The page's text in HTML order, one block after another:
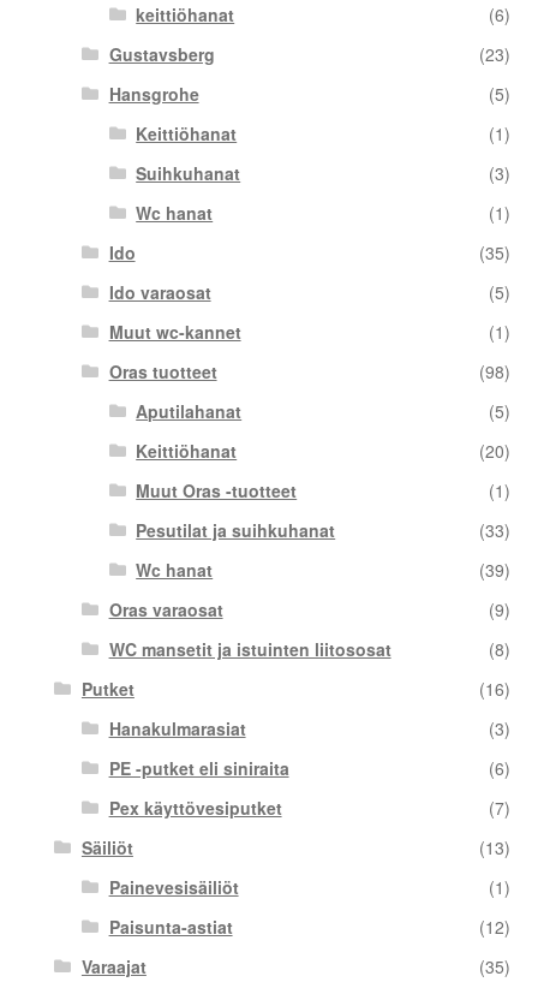
keittiöhanat
(6)
Gustavsberg
(23)
Hansgrohe
(5)
Keittiöhanat
(1)
Suihkuhanat
(3)
Wc hanat
(1)
Ido
(35)
Ido varaosat
(5)
Muut wc-kannet
(1)
Oras tuotteet
(98)
Aputilahanat
(5)
Keittiöhanat
(20)
Muut Oras -tuotteet
(1)
Pesutilat ja suihkuhanat
(33)
Wc hanat
(39)
Oras varaosat
(9)
WC mansetit ja istuinten liitososat
(8)
Putket
(16)
Hanakulmarasiat
(3)
PE -putket eli siniraita
(6)
Pex käyttövesiputket
(7)
Säiliöt
(13)
Painevesisäiliöt
(1)
Paisunta-astiat
(12)
Varaajat
(35)